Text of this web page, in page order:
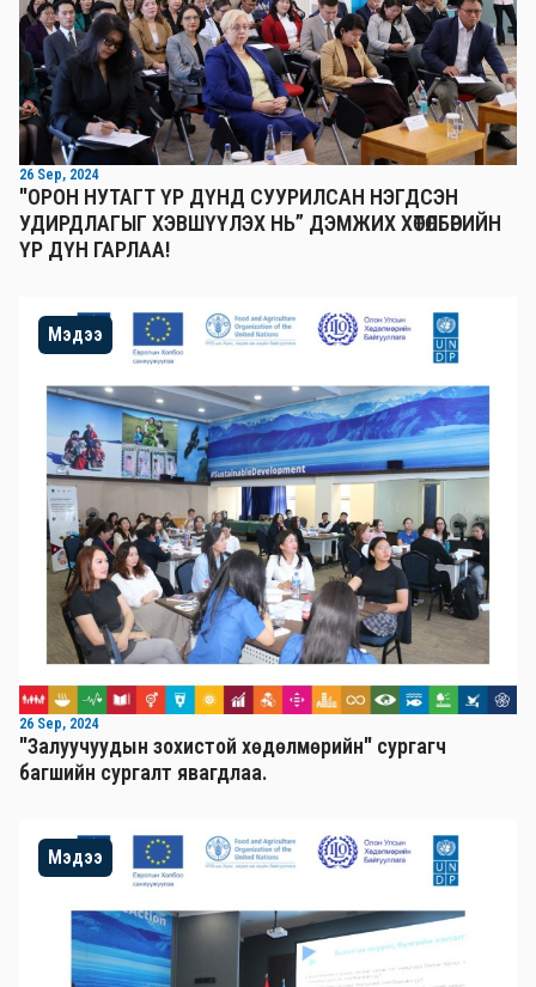
26 Sep, 2024
"ОРОН НУТАГТ ҮР ДҮНД СУУРИЛСАН НЭГДСЭН
УДИРДЛАГЫГ ХЭВШҮҮЛЭХ НЬ” ДЭМЖИХ ХӨТӨЛБӨРИЙН
ҮР ДҮН ГАРЛАА!
Мэдээ
26 Sep, 2024
"Залуучуудын зохистой хөдөлмөрийн" сургагч
багшийн сургалт явагдлаа.
Мэдээ